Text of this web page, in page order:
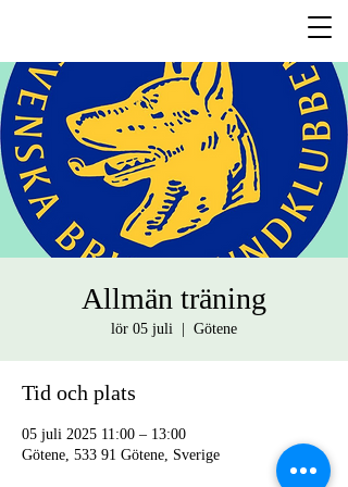
Allmän träning
lör 05 juli Götene
Tid och plats
05 juli 2025 11:00 – 13:00
Götene, 533 91 Götene, Sverige